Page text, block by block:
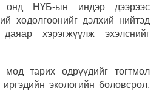
онд НҮБ-ын индэр дээрээс
хөдөлгөөнийг дэлхий нийтэд
хэрэгжүүлж эхэлснийг
тарих өдрүүдийг тогтмол
экологийн боловсрол,